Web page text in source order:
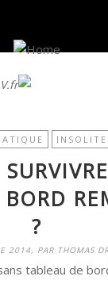
INSOLITE
?
2014, PAR THOMAS